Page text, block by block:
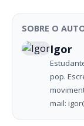
SOBRE O
Igor
pop.
mail: